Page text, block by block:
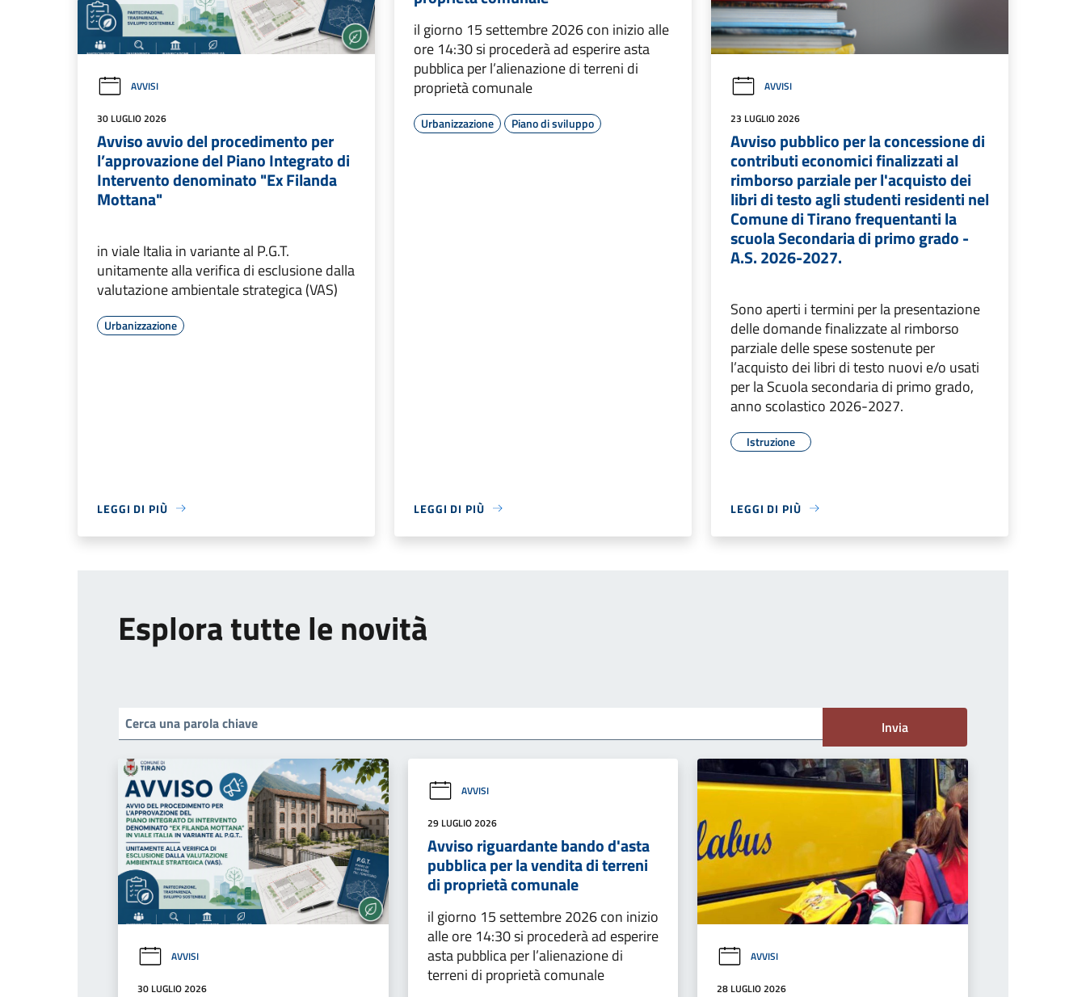
AVVISI
30 LUGLIO 2026
Avviso avvio del procedimento per
l’approvazione del Piano Integrato di
Intervento denominato "Ex Filanda
Mottana"
in viale Italia in variante al P.G.T.
unitamente alla verifica di esclusione dalla
valutazione ambientale strategica (VAS)
Urbanizzazione
LEGGI DI PIÙ
il giorno 15 settembre 2026 con inizio alle
ore 14:30 si procederà ad esperire asta
pubblica per l’alienazione di terreni di
proprietà comunale
Urbanizzazione Piano di sviluppo
LEGGI DI PIÙ
AVVISI
23 LUGLIO 2026
Avviso pubblico per la concessione di
contributi economici finalizzati al
rimborso parziale per l'acquisto dei
libri di testo agli studenti residenti nel
Comune di Tirano frequentanti la
scuola Secondaria di primo grado -
A.S. 2026-2027.
Sono aperti i termini per la presentazione
delle domande finalizzate al rimborso
parziale delle spese sostenute per
l’acquisto dei libri di testo nuovi e/o usati
per la Scuola secondaria di primo grado,
anno scolastico 2026-2027.
Istruzione
LEGGI DI PIÙ
Esplora tutte le novità
Invia
AVVISI
30 LUGLIO 2026
AVVISI
29 LUGLIO 2026
Avviso riguardante bando d'asta
pubblica per la vendita di terreni
di proprietà comunale
il giorno 15 settembre 2026 con inizio
alle ore 14:30 si procederà ad esperire
asta pubblica per l’alienazione di
terreni di proprietà comunale
AVVISI
28 LUGLIO 2026